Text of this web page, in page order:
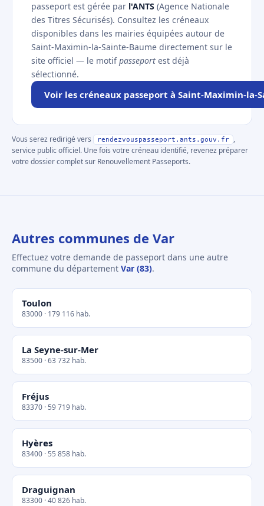
passeport est gérée par l'ANTS (Agence Nationale
des Titres Sécurisés). Consultez les créneaux
disponibles dans les mairies équipées autour de
Saint-Maximin-la-Sainte-Baume directement sur le
site officiel — le motifpasseport est déjà
sélectionné.
Voir les créneaux passeport à Saint-Maximin-la-
Vous serez redirigé vers rendezvouspasseport.ants.gouv.fr
,
service public officiel. Une fois votre créneau identifié, revenez préparer
votre dossier complet sur Renouvellement Passeports.
Autres communes de Var
Effectuez votre demande de passeport dans une autre
commune du département Var (83).
Toulon
83000 · 179 116 hab.
La Seyne-sur-Mer
83500 · 63 732 hab.
Fréjus
83370 · 59 719 hab.
Hyères
83400 · 55 858 hab.
Draguignan
83300 · 40 826 hab.